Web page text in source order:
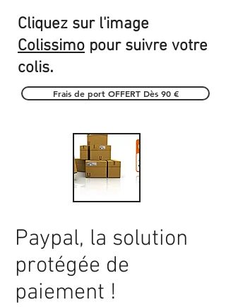
Cliquez sur l'image
Colissimo pour suivre votre
colis.
Frais de port OFFERT Dès 90 €
Paypal, la solution
protégée de
paiement !